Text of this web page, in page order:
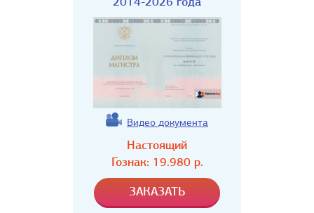
Видео документа
Настоящий
Гознак: 19.980р.